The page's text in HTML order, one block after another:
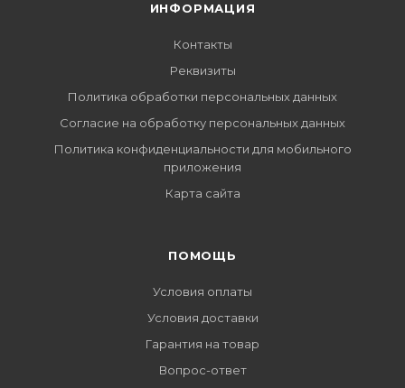
ИНФОРМАЦИЯ
Контакты
Реквизиты
Политика обработки персональных данных
Согласие на обработку персональных данных
Политика конфиденциальности для мобильного
приложения
Карта сайта
ПОМОЩЬ
Условия оплаты
Условия доставки
Гарантия на товар
Вопрос-ответ